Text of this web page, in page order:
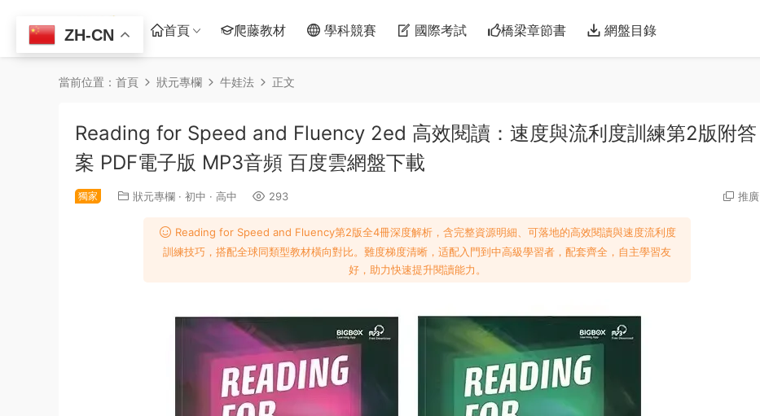
首頁 爬藤教材 學科競賽 國際考試 橋梁章節書 網盤目錄
當前位置： 首頁 狀元專欄 牛娃法 正文
Reading for Speed and Fluency 2ed 高效閱讀：速度與流利度訓練第2版附答
案 PDF電子版 MP3音頻 百度雲網盤下載
獨家 狀元專欄 · 初中 · 高中 293 推廣
Reading for Speed and Fluency第2版全4冊深度解析，含完整資源明細、可落地的高效閱讀與速度流利度
訓練技巧，搭配全球同類型教材橫向對比。難度梯度清晰，适配入門到中高級學習者，配套齊全，自主學習友
好，助力快速提升閱讀能力。
ZH-CN